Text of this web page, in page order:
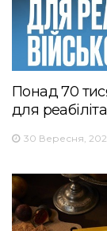
Понад 70
для
30 Вересня,